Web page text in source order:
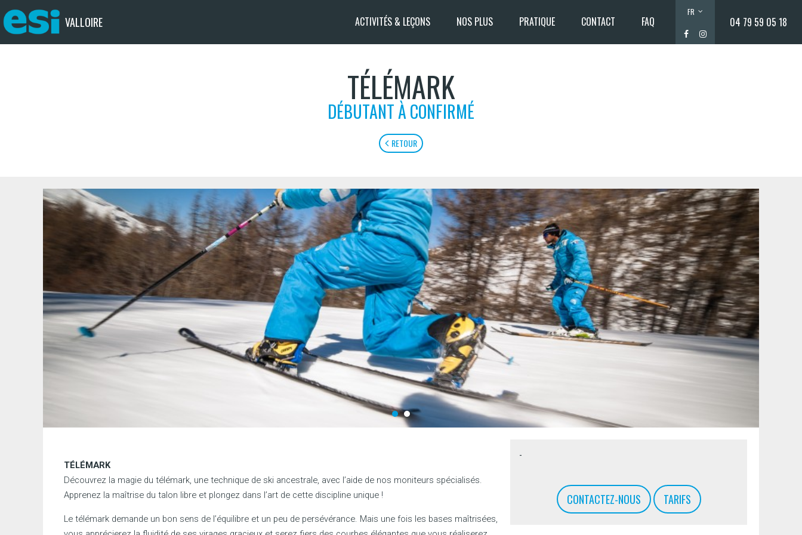
VALLOIRE ACTIVITÉS & LEÇONS NOS PLUS PRATIQUE CONTACT FAQ
FR
04 79 59 05 18
TÉLÉMARK
DÉBUTANT À CONFIRMÉ
RETOUR
TÉLÉMARK
Découvrez la magie du télémark, une technique de ski ancestrale, avec l’aide de nos moniteurs spécialisés.
Apprenez la maîtrise du talon libre et plongez dans l’art de cette discipline unique !
Le télémark demande un bon sens de l’équilibre et un peu de persévérance. Mais une fois les bases maîtrisées,
-
CONTACTEZ-NOUS TARIFS